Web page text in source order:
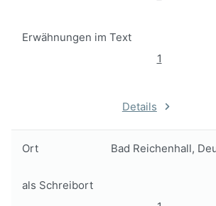
Erwähnungen im Text
1
Details
Ort Bad Reichenhall,
als Schreibort